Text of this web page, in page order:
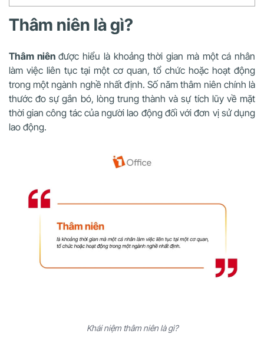
Thâm niên là gì?
Thâm niênđược hiểu là khoảng thời gian mà một cá nhân
làm việc liên tục tại một cơ quan, tổ chức hoặc hoạt động
trong một ngành nghề nhất định. Số năm thâm niên chính là
thước đo sự gắn bó, lòng trung thành và sự tích lũy về mặt
thời gian công tác của người lao động đối với đơn vị sử dụng
lao động.
Khái niệm thâm niên là gì?